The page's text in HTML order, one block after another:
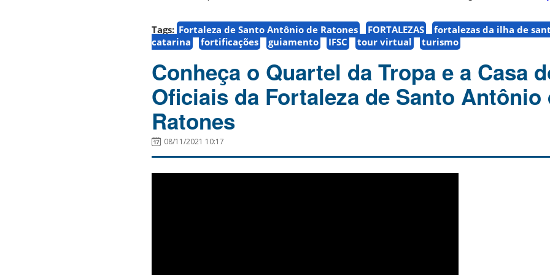
Tags: Fortaleza de Santo Antônio de Ratones FORTALEZAS
fortalezas da ilha de
catarina
fortificações guiamento IFSC tour virtual turismo
Conheça o Quartel da Tropa e a Casa
Oficiais da Fortaleza de Santo Antônio
Ratones
08/11/2021 10:17